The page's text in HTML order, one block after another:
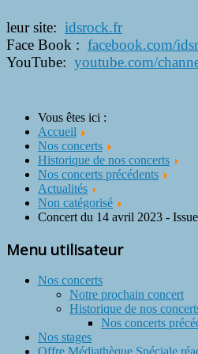
leur site: idsrock.fr
Face Book : facebook.com/
YouTube: youtube.com/
Vous êtes ici :
Accueil
Nos concerts
Historique de nos concerts
Nos concerts précédents
Actualités
Non catégorisé
Concert du 14 avril 2023 -
Menu utilisateur
Nos concerts
Notre prochain concert
Historique de nos
Nos concerts
Nos stages